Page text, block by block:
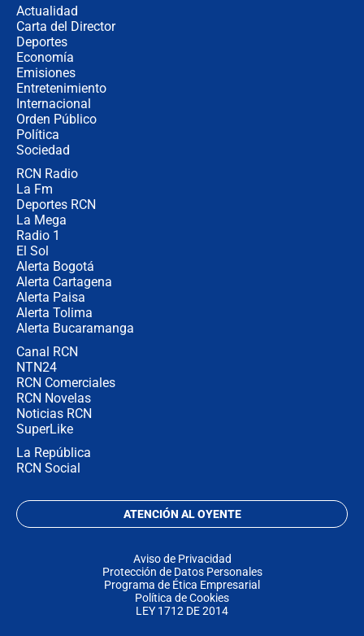
Actualidad
Carta del Director
Deportes
Economía
Emisiones
Entretenimiento
Internacional
Orden Público
Política
Sociedad
RCN Radio
La Fm
Deportes RCN
La Mega
Radio 1
El Sol
Alerta Bogotá
Alerta Cartagena
Alerta Paisa
Alerta Tolima
Alerta Bucaramanga
Canal RCN
NTN24
RCN Comerciales
RCN Novelas
Noticias RCN
SuperLike
La República
RCN Social
ATENCIÓN AL OYENTE
Aviso de Privacidad
Protección de Datos Personales
Programa de Ética Empresarial
Política de Cookies
LEY 1712 DE 2014